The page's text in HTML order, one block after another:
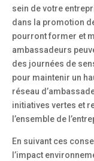
sein de votre
dans la promotion
pourront former et
ambassadeurs
des journées de
pour maintenir un
réseau
initiatives vertes et
l’ensemble de
En suivant ces
l’impact